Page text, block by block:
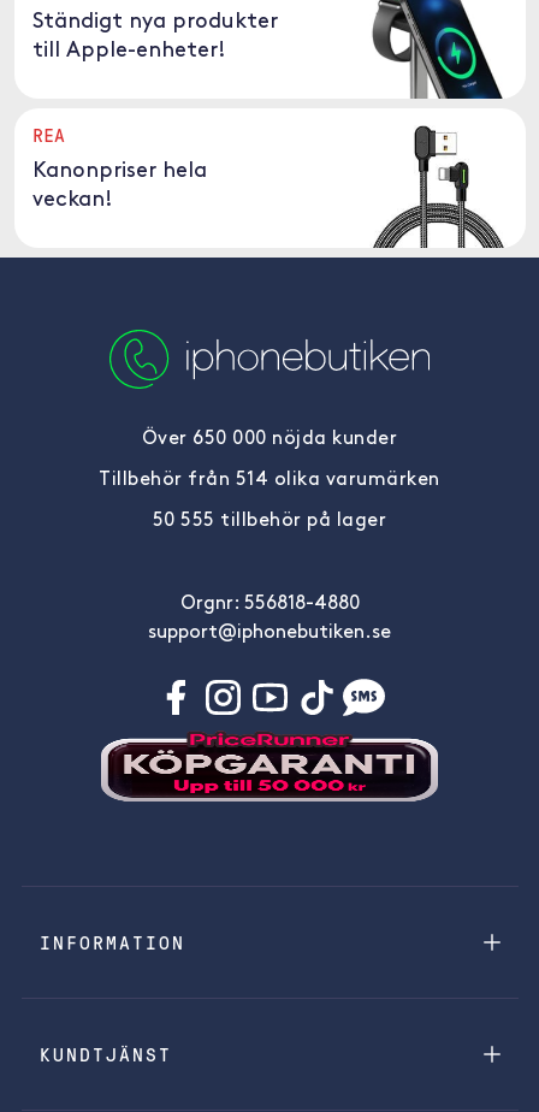
Ständigt nya produkter
till Apple-enheter!
REA
Kanonpriser hela
veckan!
Över 650 000 nöjda kunder
Tillbehör från 514 olika varumärken
50 555 tillbehör på lager
Orgnr: 556818-4880
support@iphonebutiken.se
INFORMATION
KUNDTJÄNST